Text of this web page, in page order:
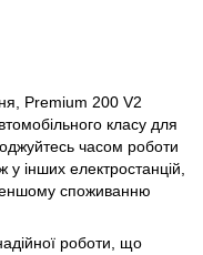
Premium 200 V2
класу для
часом роботи
інших електростанцій,
споживанню
роботи, що